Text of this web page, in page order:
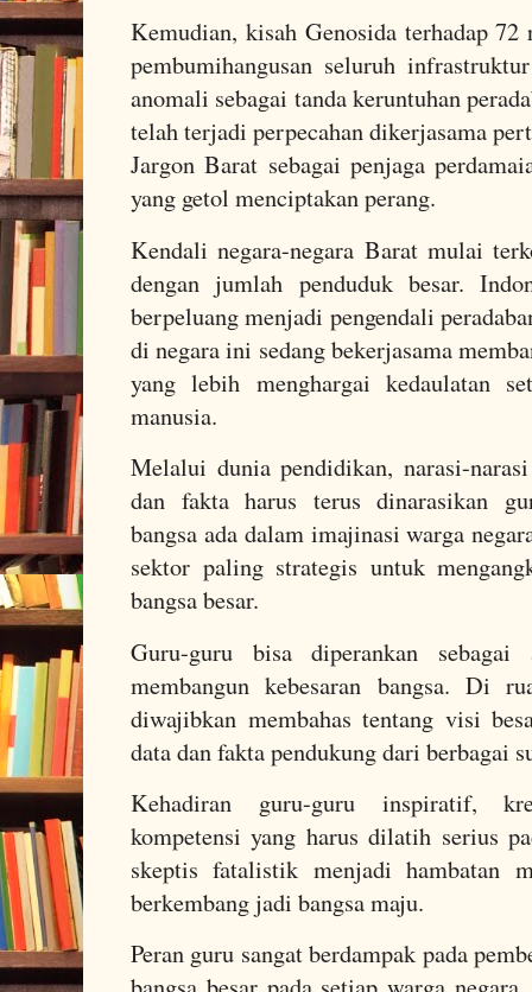
Kemudian, kisah Genosida terhadap
pembumihangusan seluruh
anomali sebagai tanda keruntuhan
telah terjadi perpecahan dikerjasama
Jargon Barat sebagai penjaga
yang getol menciptakan perang.
Kendali negara-negara Barat mulai
dengan jumlah penduduk besar.
berpeluang menjadi pengendali
di negara ini sedang bekerjasama
yang lebih menghargai kedaulatan
manusia.
Melalui dunia pendidikan, narasi-
dan fakta harus terus dinarasikan
bangsa ada dalam imajinasi warga
sektor paling strategis untuk
bangsa besar.
Guru-guru bisa diperankan sebagai
membangun kebesaran bangsa. Di
diwajibkan membahas tentang visi
data dan fakta pendukung dari berbagai
Kehadiran guru-guru inspiratif,
kompetensi yang harus dilatih serius
skeptis fatalistik menjadi hambatan
berkembang jadi bangsa maju.
Peran guru sangat berdampak pada